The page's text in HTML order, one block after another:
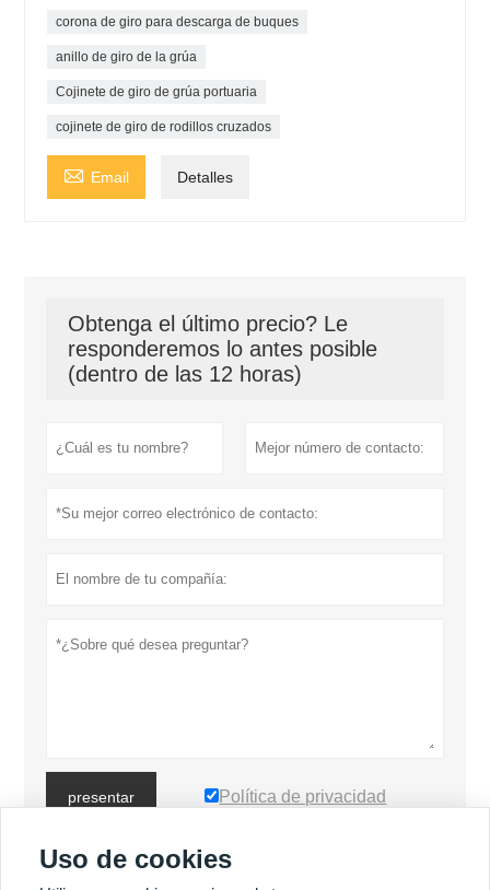
corona de giro para descarga de buques
anillo de giro de la grúa
Cojinete de giro de grúa portuaria
cojinete de giro de rodillos cruzados
 Email Detalles
Obtenga el último precio? Le
responderemos lo antes posible
(dentro de las 12 horas)
presentar Política de privacidad
Uso de cookies